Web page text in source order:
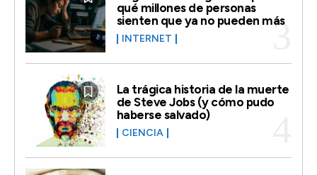
qué millones de personas
sienten que ya no pueden más
INTERNET
La trágica historia de la muerte
de Steve Jobs (y cómo pudo
haberse salvado)
CIENCIA